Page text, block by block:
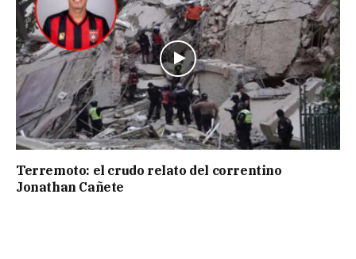
Terremoto: el crudo relato del correntino
Jonathan Cañete